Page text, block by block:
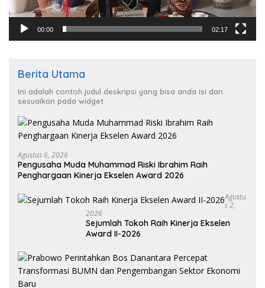
00:00 02:17
Berita Utama
Ini adalah contoh judul deskripsi yang bisa anda isi dan
sesuaikan pada widget
Agustus 6, 2026
Pengusaha Muda Muhammad Riski Ibrahim Raih
Penghargaan Kinerja Ekselen Award 2026
Agustu
S 2,
2026
Sejumlah Tokoh Raih Kinerja Ekselen
Award II-2026